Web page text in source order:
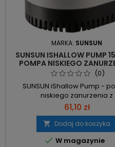
MARKA: SUNSUN
SUNSUN ISHALLOW PUMP
POMPA NISKIEGO
IDEALNA DO OCZKA (0)
SUNSUN iShallow Pump -
niskiego zanurzenia z
mikroprocesorem 1500 l/h,
częściowo zanurzona (min.
automatycznie wyłącza się
wody. 1500 l/h wydajności przy
tłoczenia 180 cm – szybkie
61,10 zł
 Dodaj do koszyka
 W magazynie